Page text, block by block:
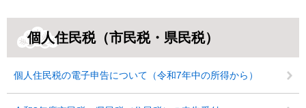
個人住民税（市民税・県民税）
個人住民税の電子申告について（令和7年中の所得から）